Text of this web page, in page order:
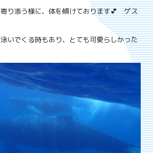
り添う様に、体を傾けております💕 ゲス
いでくる時もあり、とても可愛らしかった